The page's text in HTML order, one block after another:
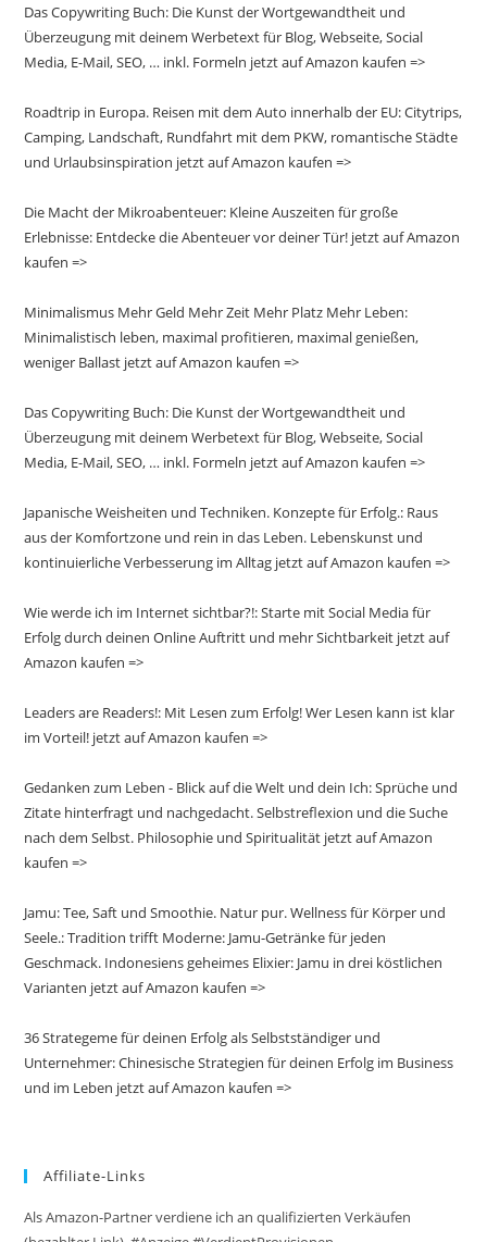
Das Copywriting Buch: Die Kunst der Wortgewandtheit und
Überzeugung mit deinem Werbetext für Blog, Webseite, Social
Media, E-Mail, SEO, … inkl. Formeln jetzt auf Amazon kaufen =>
Roadtrip in Europa. Reisen mit dem Auto innerhalb der EU: Citytrips,
Camping, Landschaft, Rundfahrt mit dem PKW, romantische Städte
und Urlaubsinspiration jetzt auf Amazon kaufen =>
Die Macht der Mikroabenteuer: Kleine Auszeiten für große
Erlebnisse: Entdecke die Abenteuer vor deiner Tür! jetzt auf Amazon
kaufen =>
Minimalismus Mehr Geld Mehr Zeit Mehr Platz Mehr Leben:
Minimalistisch leben, maximal profitieren, maximal genießen,
weniger Ballast jetzt auf Amazon kaufen =>
Das Copywriting Buch: Die Kunst der Wortgewandtheit und
Überzeugung mit deinem Werbetext für Blog, Webseite, Social
Media, E-Mail, SEO, … inkl. Formeln jetzt auf Amazon kaufen =>
Japanische Weisheiten und Techniken. Konzepte für Erfolg.: Raus
aus der Komfortzone und rein in das Leben. Lebenskunst und
kontinuierliche Verbesserung im Alltag jetzt auf Amazon kaufen =>
Wie werde ich im Internet sichtbar?!: Starte mit Social Media für
Erfolg durch deinen Online Auftritt und mehr Sichtbarkeit jetzt auf
Amazon kaufen =>
Leaders are Readers!: Mit Lesen zum Erfolg! Wer Lesen kann ist klar
im Vorteil! jetzt auf Amazon kaufen =>
Gedanken zum Leben - Blick auf die Welt und dein Ich: Sprüche und
Zitate hinterfragt und nachgedacht. Selbstreflexion und die Suche
nach dem Selbst. Philosophie und Spiritualität jetzt auf Amazon
kaufen =>
Jamu: Tee, Saft und Smoothie. Natur pur. Wellness für Körper und
Seele.: Tradition trifft Moderne: Jamu-Getränke für jeden
Geschmack. Indonesiens geheimes Elixier: Jamu in drei köstlichen
Varianten jetzt auf Amazon kaufen =>
36 Strategeme für deinen Erfolg als Selbstständiger und
Unternehmer: Chinesische Strategien für deinen Erfolg im Business
und im Leben jetzt auf Amazon kaufen =>
Affiliate-Links
Als Amazon-Partner verdiene ich an qualifizierten Verkäufen